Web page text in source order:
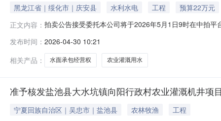
黑龙江省｜绥化市｜庆安县 水利水电 工程
预算22万元
正文内容： 拍卖公告接受委托本公司将于2026年5月1日9时在中拍
金）。4.用途：以农业生产灌溉为首要用途，日常运行
发布时间： 2026-04-30 10:21
相关产品：
水面承包经营权 农业灌溉用水
准予核发盐池县大水坑镇向阳行政村农业灌溉机井项
宁夏回族自治区｜吴忠市｜盐池县 农林牧渔
工程